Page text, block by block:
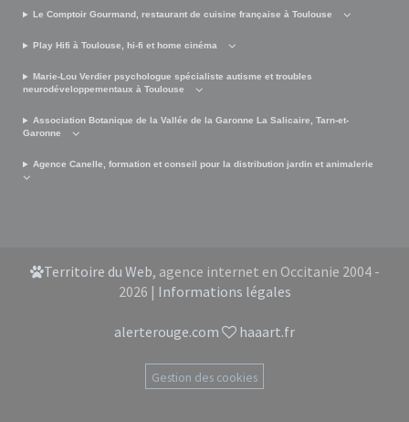
Le Comptoir Gourmand, restaurant de cuisine française à Toulouse
Play Hifi à Toulouse, hi-fi et home cinéma
Marie-Lou Verdier psychologue spécialiste autisme et troubles
neurodéveloppementaux à Toulouse
Association Botanique de la Vallée de la Garonne La Salicaire, Tarn-et-
Garonne
Agence Canelle, formation et conseil pour la distribution jardin et animalerie
Territoire du Web, agence internet en Occitanie 2004 -
2026 | Informations légales
alerterouge.com haaart.fr
Gestion des cookies